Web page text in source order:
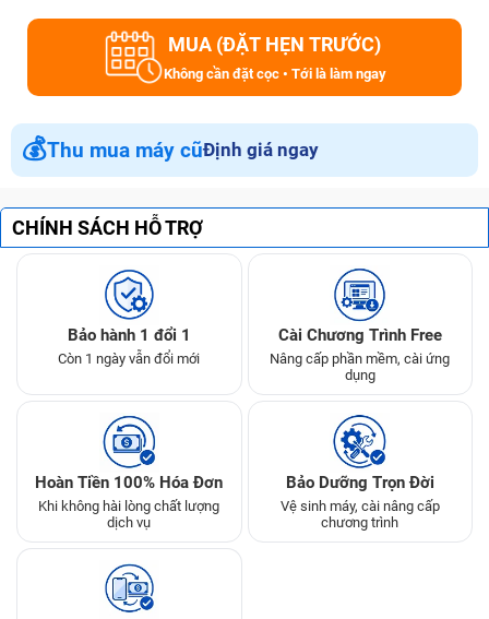
MUA (ĐẶT HẸN TRƯỚC)
Không cần đặt cọc • Tới là làm ngay
💰Thu mua máy cũĐịnh giá ngay
CHÍNH SÁCH HỖ TRỢ
Bảo hành 1 đổi 1
Còn 1 ngày vẫn đổi mới
Cài Chương Trình Free
Nâng cấp phần mềm, cài ứng
dụng
Hoàn Tiền 100% Hóa Đơn
Khi không hài lòng chất lượng
dịch vụ
Bảo Dưỡng Trọn Đời
Vệ sinh máy, cài nâng cấp
chương trình